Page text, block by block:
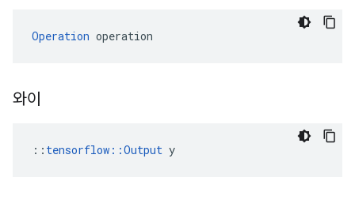
Operation operation
와이
:: tensorflow::Output y